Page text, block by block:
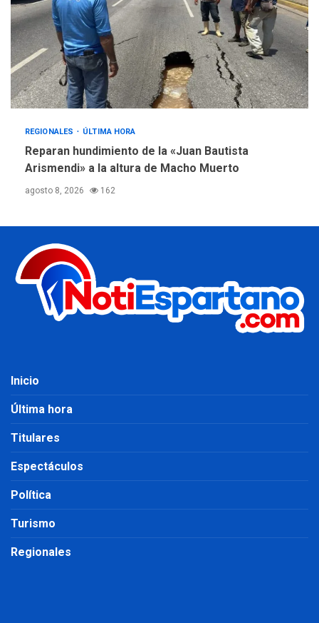
REGIONALES ÚLTIMA HORA
Reparan hundimiento de la «Juan Bautista
Arismendi» a la altura de Macho Muerto
agosto 8, 2026 162
Inicio
Última hora
Titulares
Espectáculos
Política
Turismo
Regionales